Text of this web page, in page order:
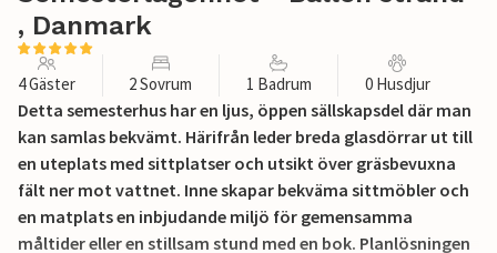
, Danmark
4 Gäster 2 Sovrum 1 Badrum 0 Husdjur
Detta semesterhus har en ljus, öppen sällskapsdel där man
kan samlas bekvämt. Härifrån leder breda glasdörrar ut till
en uteplats med sittplatser och utsikt över gräsbevuxna
fält ner mot vattnet. Inne skapar bekväma sittmöbler och
en matplats en inbjudande miljö för gemensamma
måltider eller en stillsam stund med en bok. Planlösningen